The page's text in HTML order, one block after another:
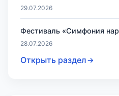
29.07.2026
Фестиваль «Симфония
28.07.2026
Открыть раздел